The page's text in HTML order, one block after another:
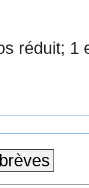
réduit;